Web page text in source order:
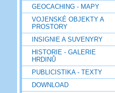
GEOCACHING - MAPY
VOJENSKÉ OBJEKTY A
PROSTORY
INSIGNIE A SUVENYRY
HISTORIE - GALERIE
HRDINŮ
PUBLICISTIKA - TEXTY
DOWNLOAD